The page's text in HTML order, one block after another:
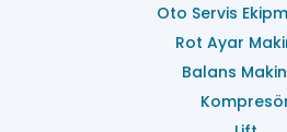
Oto Servis
Rot Ayar
Balans